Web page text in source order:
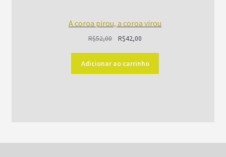
A coroa pirou, a coroa virou
R$52,00
preço
original
era:
R$42,00O
preço
atual
é:
Adicionar ao carrinho